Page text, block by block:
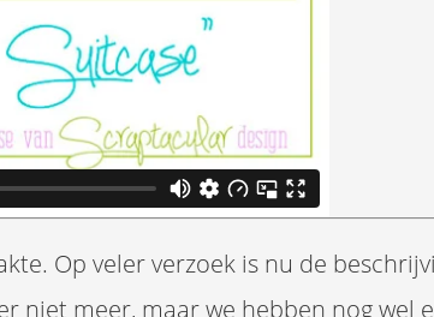
Op veler verzoek is nu de
niet meer, maar we hebben nog wel